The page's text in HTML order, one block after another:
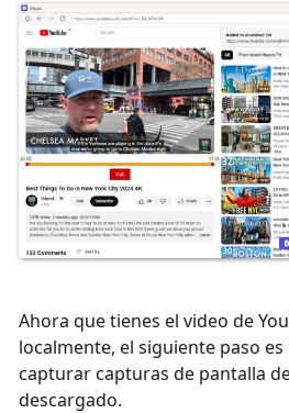
Ahora que tienes el video de
localmente, el siguiente paso es
capturar capturas de pantalla
descargado.